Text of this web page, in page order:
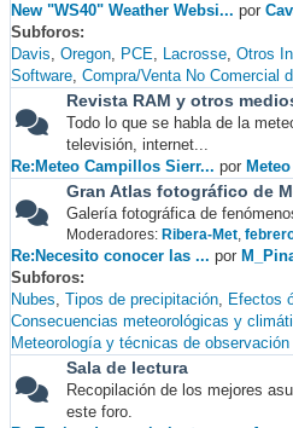
New "WS40" Weather Websi... por
Subforos
Davis Oregon PCE Lacrosse Otros
Software Compra/Venta No Comercial
Revista RAM y otros
Todo lo que se habla de la
televisión, internet...
Re:Meteo Campillos Sierr... por
Gran Atlas fotográfico de
Galería fotográfica de
Moderadores: Ribera-Met,
Re:Necesito conocer las ... por
Subforos
Nubes Tipos de precipitación Efectos
Consecuencias meteorológicas y
Meteorología y técnicas de observación
Sala de lectura
Recopilación de los mejores
este foro.